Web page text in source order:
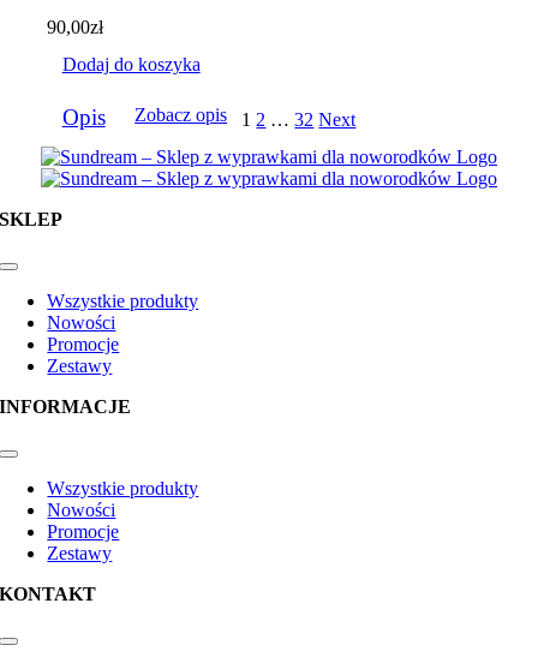
90,00zł
Dodaj do koszyka
Opis Zobacz opis 1 2 … 32 Next
SKLEP
Toggle
NavigationWszystkie produkty
Nowości
Promocje
Zestawy
INFORMACJE
Toggle
NavigationWszystkie produkty
Nowości
Promocje
Zestawy
KONTAKT
Toggle